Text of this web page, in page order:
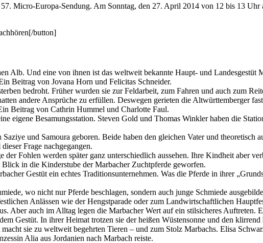
57. Micro-Europa-Sendung. Am Sonntag, den 27. April 2014 von 12 bis 13
button]
Alb. Und eine von ihnen ist das weltweit bekannte Haupt- und Landesgestüt
Beitrag von Jovana Horn und Felicitas Schneider.
bedroht. Früher wurden sie zur Feldarbeit, zum Fahren und auch zum
andere Ansprüche zu erfüllen. Deswegen gerieten die Altwürttemberger
Beitrag von Cathrin Hummel und Charlotte Faul.
eigene Besamungsstation. Steven Gold und Thomas Winkler haben die
und Samoura geboren. Beide haben den gleichen Vater und theoretisch
Frage nachgegangen.
Fohlen werden später ganz unterschiedlich aussehen. Ihre Kindheit aber
in die Kinderstube der Marbacher Zuchtpferde geworfen.
Gestüt ein echtes Traditionsunternehmen. Was die Pferde in ihrer
wo nicht nur Pferde beschlagen, sondern auch junge Schmiede
Anlässen wie der Hengstparade oder zum Landwirtschaftlichen
Aber auch im Alltag legen die Marbacher Wert auf ein stilsicheres Auftreten.
Gestüt. In ihrer Heimat trotzen sie der heißen Wüstensonne und den
sie zu weltweit begehrten Tieren – und zum Stolz Marbachs. Elisa
Alia aus Jordanien nach Marbach reiste.